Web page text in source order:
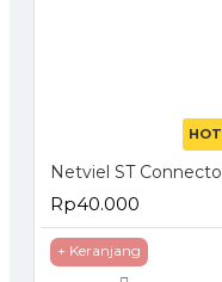
HOT
Rp40.000
+ Keranjang